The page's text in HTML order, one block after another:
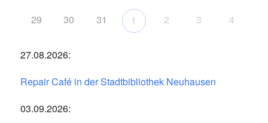
29 30 31 1 2 3 4
27.08.2026:
Repair Café in der Stadtbibliothek Neuhausen
03.09.2026: